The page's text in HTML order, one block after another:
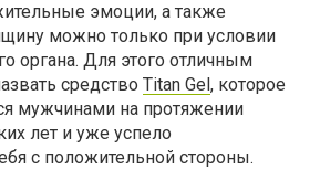
эмоции, а также
можно только при условии
органа. Для этого отличным
средство Titan Gel, которое
мужчинами на протяжении
лет и уже успело
с положительной стороны.